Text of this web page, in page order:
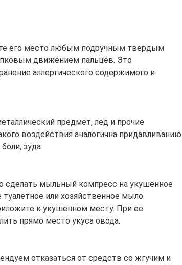
его место любым подручным твердым
движением пальцев. Это
аллергического содержимого и
предмет, лед и прочие
воздействия аналогична придавливанию
зуда.
сделать мыльный компресс на укушенное
или хозяйственное мыло.
к укушенном месту. При ее
прямо место укуса овода.
отказаться от средств со жгучим и